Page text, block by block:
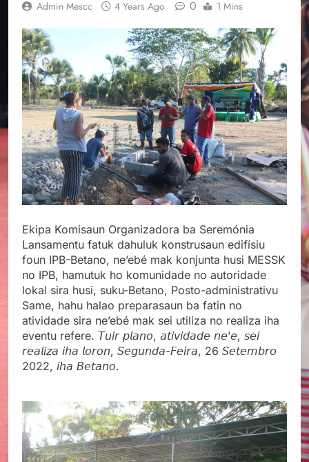
Admin Mescc 4 Years Ago 0 1 Mins
Ekipa Komisaun Organizadora ba Seremónia
Lansamentu fatuk dahuluk konstrusaun edifísiu
foun IPB-Betano, ne’ebé mak konjunta husi MESSK
no IPB, hamutuk ho komunidade no autoridade
lokal sira husi, suku-Betano, Posto-administrativu
Same, hahu halao preparasaun ba fatin no
atividade sira ne’ebé mak sei utiliza no realiza iha
eventu refere. 𝘛𝘶𝘪𝘳 𝘱𝘭𝘢𝘯𝘰, 𝘢𝘵𝘪𝘷𝘪𝘥𝘢𝘥𝘦 𝘯𝘦’𝘦, 𝘴𝘦𝘪
𝘳𝘦𝘢𝘭𝘪𝘻𝘢 𝘪𝘩𝘢 𝘭𝘰𝘳𝘰𝘯, 𝘚𝘦𝘨𝘶𝘯𝘥𝘢-𝘍𝘦𝘪𝘳𝘢, 26 𝘚𝘦𝘵𝘦𝘮𝘣𝘳𝘰
2022, 𝘪𝘩𝘢 𝘉𝘦𝘵𝘢𝘯𝘰.